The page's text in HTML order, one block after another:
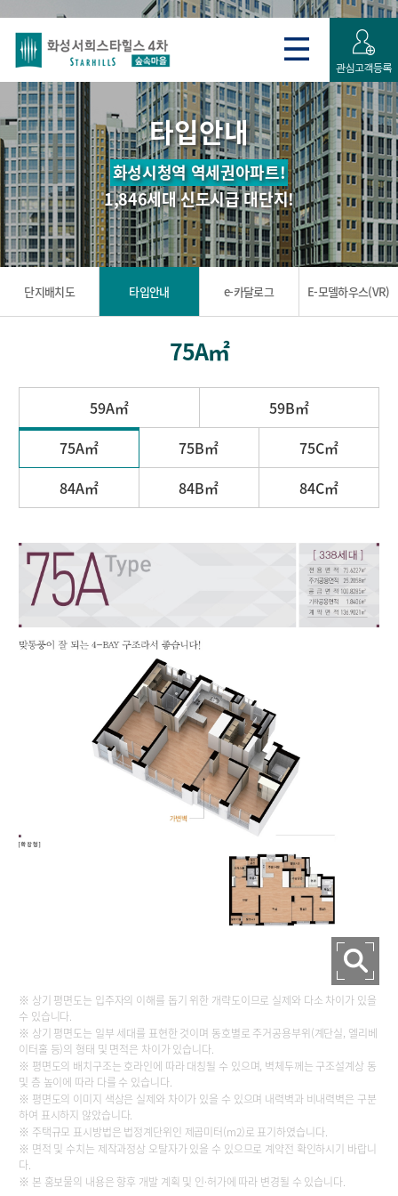
타입안내
화성시청역 역세권아파트!
1,846세대 신도시급 대단지!
단지배치도 타입안내 e-카달로그 E-모델하우스(VR)
75A㎡
59A㎡
59B㎡
75A㎡
75B㎡
75C㎡
84A㎡
84B㎡ 84C㎡
※ 상기 평면도는 입주자의 이해를 돕기 위한 개략도이므로 실제와 다소 차이가 있을
수 있습니다.
※ 상기 평면도는 일부 세대를 표현한 것이며 동호별로 주거공용부위(계단실, 엘리베
이터홀 등)의 형태 및 면적은 차이가 있습니다.
※ 평면도의 배치구조는 호라인에 따라 대칭될 수 있으며, 벽체두께는 구조설계상 동
및 층 높이에 따라 다를 수 있습니다.
※ 평면도의 이미지 색상은 실제와 차이가 있을 수 있으며 내력벽과 비내력벽은 구분
하여 표시하지 않았습니다.
※ 주택규모 표시방법은 법정계단위인 제곱미터(m2)로 표기하였습니다.
※ 면적 및 수치는 제작과정상 오탈자가 있을 수 있으므로 계약전 확인하시기 바랍니
다.
※ 본 홍보물의 내용은 향후 개발 계획 및 인·허가에 따라 변경될 수 있습니다.